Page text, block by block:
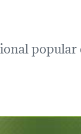
popular